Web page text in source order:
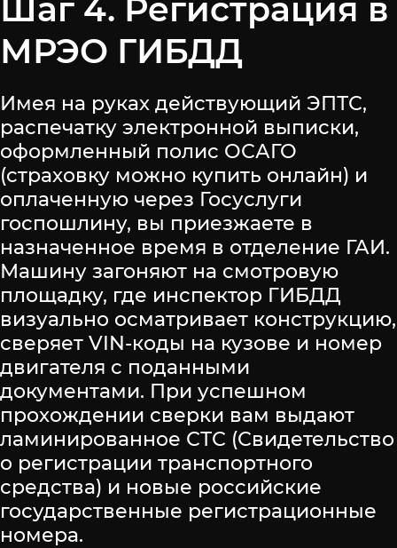
Шаг 4. Регистрация в
МРЭО ГИБДД
Имея на руках действующий ЭПТС,
распечатку электронной выписки,
оформленный полис ОСАГО
(страховку можно купить онлайн) и
оплаченную через Госуслуги
госпошлину, вы приезжаете в
назначенное время в отделение ГАИ.
Машину загоняют на смотровую
площадку, где инспектор ГИБДД
визуально осматривает конструкцию,
сверяет VIN-коды на кузове и номер
двигателя с поданными
документами. При успешном
прохождении сверки вам выдают
ламинированное СТС (Свидетельство
о регистрации транспортного
средства) и новые российские
государственные регистрационные
номера.